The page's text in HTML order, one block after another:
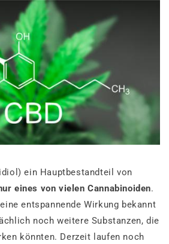
ein Hauptbestandteil von
eines von vielen Cannabinoiden.
entspannende Wirkung bekannt
noch weitere Substanzen, die
könnten. Derzeit laufen noch